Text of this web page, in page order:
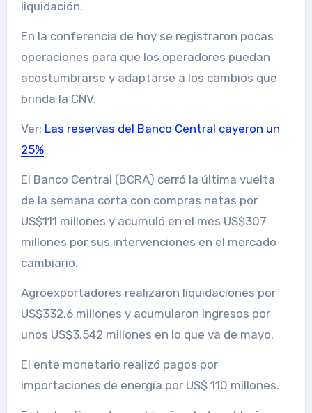
liquidación.
En la conferencia de hoy se registraron pocas
operaciones para que los operadores puedan
acostumbrarse y adaptarse a los cambios que
brinda la CNV.
Ver: Las reservas del Banco Central cayeron un
25%
El Banco Central (BCRA) cerró la última vuelta
de la semana corta con compras netas por
US$111 millones y acumuló en el mes US$307
millones por sus intervenciones en el mercado
cambiario.
Agroexportadores realizaron liquidaciones por
US$332,6 millones y acumularon ingresos por
unos US$3.542 millones en lo que va de mayo.
El ente monetario realizó pagos por
importaciones de energía por US$ 110 millones.